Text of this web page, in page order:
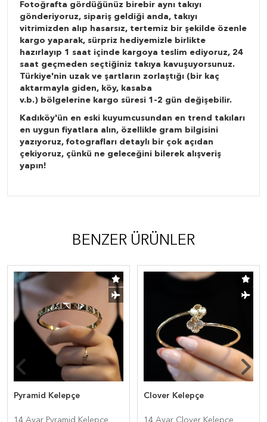
Fotoğrafta gördüğünüz birebir aynı takıyı
gönderiyoruz, sipariş geldiği anda, takıyı
vitrimizden alıp hasarsız, tertemiz bir şekilde özenle
kargo yaparak, sürpriz hediyemizle birlikte
hazırlayıp 1 saat içinde kargoya teslim ediyoruz, 24
saat geçmeden seçtiğiniz takıya kavuşuyorsunuz.
Türkiye'nin uzak ve şartların zorlaştığı (bir kaç
aktarmayla giden, köy, kasaba
v.b.) bölgelerine kargo süresi 1-2 gün değişebilir.
Kadıköy'ün en eski kuyumcusundan en trend takıları
en uygun fiyatlara alın, özellikle gram bilgisini
yazıyoruz, fotografları detaylı bir çok açıdan
çekiyoruz, çünkü ne geleceğini bilerek alışveriş
yapın!
BENZER ÜRÜNLER
Pyramid Kelepçe
14 Ayar Pyramid Kelepçe
Clover Kelepçe
14 Ayar Clover Kelepçe